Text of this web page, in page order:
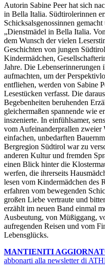
Autorin Sabine Peer hat sich
in Bella Italia. Südtirolerinnen
Schicksalsgenossinnen
„Dienstmädel in Bella Italia.
dem Wunsch der vielen
Geschichten von jungen
Kindermädchen,
Jahre. Die Lebenserinnerungen
aufmachten, um der
entfliehen, werden von Sabine
Lesestücken verfasst. Die
Begebenheiten beruhenden
gleichermaßen spannende wie
inszenierte. In einfühlsamer,
vom Aufeinanderprallen zweier
einfachen, unbedarften
Bergregion Südtirol war zu
anderen Kultur und fremden
einen Blick hinter die
werfen, die ihrerseits
lesen vom Kindermädchen des
erfahren vom bewegenden
großen Liebe vertraute und
erzählt im neuen Band einmal
Ausbeutung, von Müßiggang,
aufregenden Reisen und vom
Lebensglücks.
MANTIENITI
abbonarti alla newsletter di